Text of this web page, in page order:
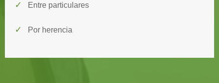
✓ Entre particulares
✓ Por herencia